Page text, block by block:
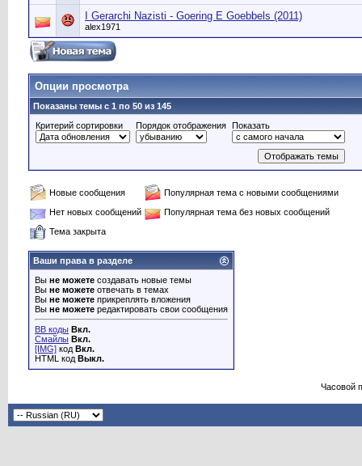
I Gerarchi Nazisti - Goering E Goebbels (2011)
alex1971
Опции просмотра
Показаны темы с 1 по 50 из 145
Критерий сортировки
Порядок отображения Показать
Новые сообщения
Популярная тема с новыми сообщениями
Нет новых сообщений
Популярная тема без новых сообщений
Тема закрыта
Ваши права в разделе
Вы не можете создавать новые темы
Вы не можете отвечать в темах
Вы не можете прикреплять вложения
Вы не можете редактировать свои сообщения
BB коды Вкл.
Смайлы Вкл.
[IMG] код Вкл.
HTML код Выкл.
Часовой